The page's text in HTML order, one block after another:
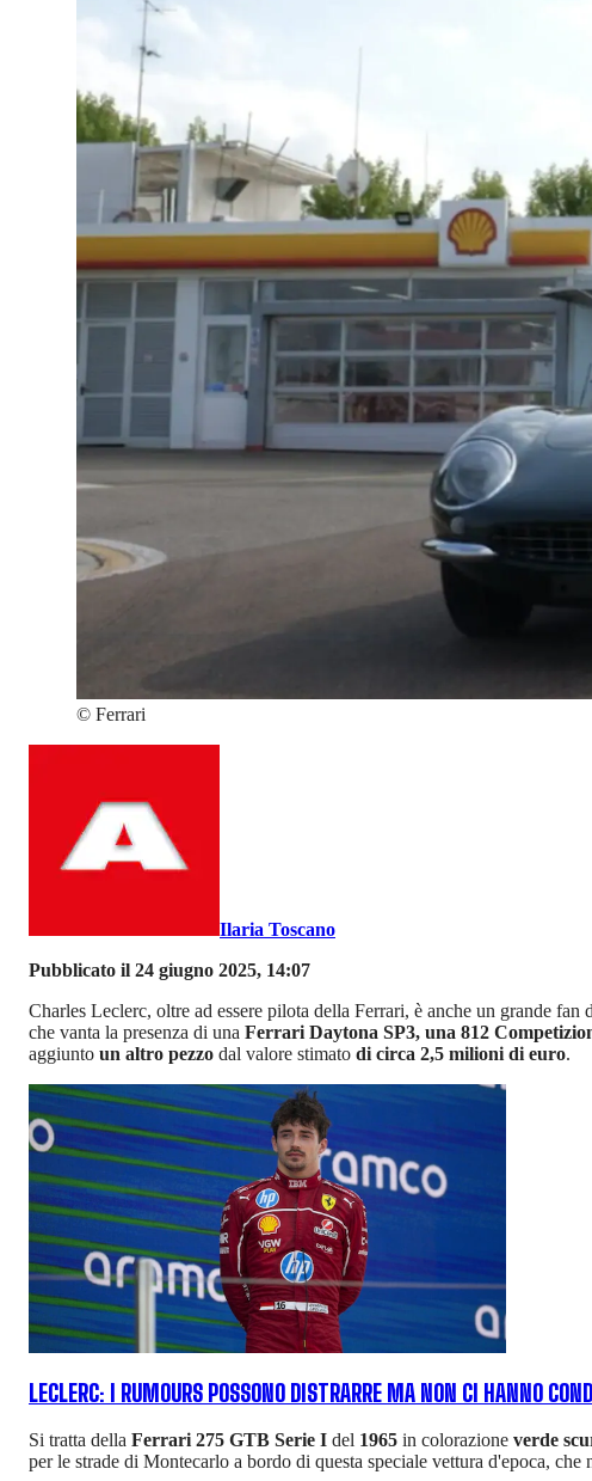
© Ferrari
Ilaria Toscano
Pubblicato il 24 giugno 2025, 14:07
Charles Leclerc, oltre ad essere pilota della Ferrari, è anche un grande
che vanta la presenza di una Ferrari Daytona SP3, una 812
aggiunto un altro pezzo dal valore stimato di circa 2,5 milioni di euro.
LECLERC: I RUMOURS POSSONO DISTRARRE MA NON CI HANNO
Si tratta della Ferrari 275 GTB Serie I del 1965 in colorazione verde
per le strade di Montecarlo a bordo di questa speciale vettura d'epoca,